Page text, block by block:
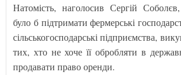
Натомість, наголосив Сергій
було б підтримати фермерські
сільськогосподарські підприємства,
тих, хто не хоче її обробляти в
продавати право оренди.